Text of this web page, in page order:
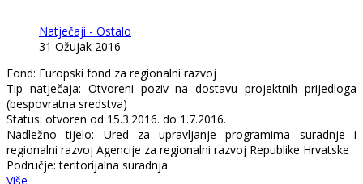
Natječaji - Ostalo
31 Ožujak 2016
Fond: Europski fond za regionalni razvoj
Tip natječaja: Otvoreni poziv na dostavu projektnih prijedloga
(bespovratna sredstva)
Status: otvoren od 15.3.2016. do 1.7.2016.
Nadležno tijelo: Ured za upravljanje programima suradnje i
regionalni razvoj Agencije za regionalni razvoj Republike Hrvatske
Područje: teritorijalna suradnja
Više